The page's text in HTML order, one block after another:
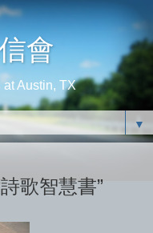
會
Austin, TX
▼
歌智慧書”